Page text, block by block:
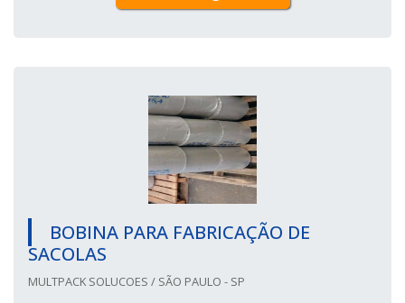
BOBINA PARA FABRICAÇÃO DE
SACOLAS
MULTPACK SOLUCOES / SÃO PAULO - SP